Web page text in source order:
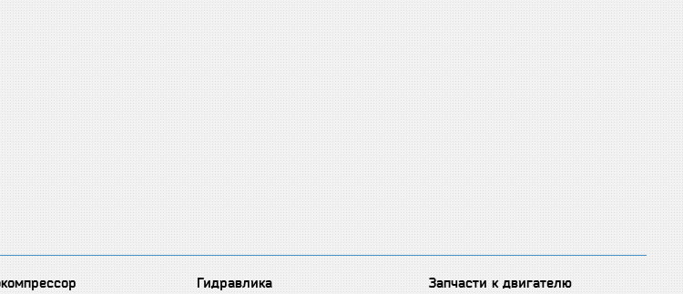
Гидравлика Запчасти к двигателю